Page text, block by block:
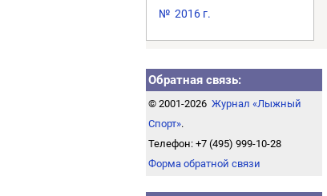
№ 2016 г.
Обратная связь:
© 2001-2026 Журнал «Лыжный
Спорт».
Телефон: +7 (495) 999-10-28
Форма обратной связи